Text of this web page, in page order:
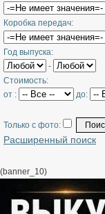
Коробка передач:
Год выпуска:
-
Стоимость:
от :
до:
Только с фото:
Расширенный поиск
(banner_10)